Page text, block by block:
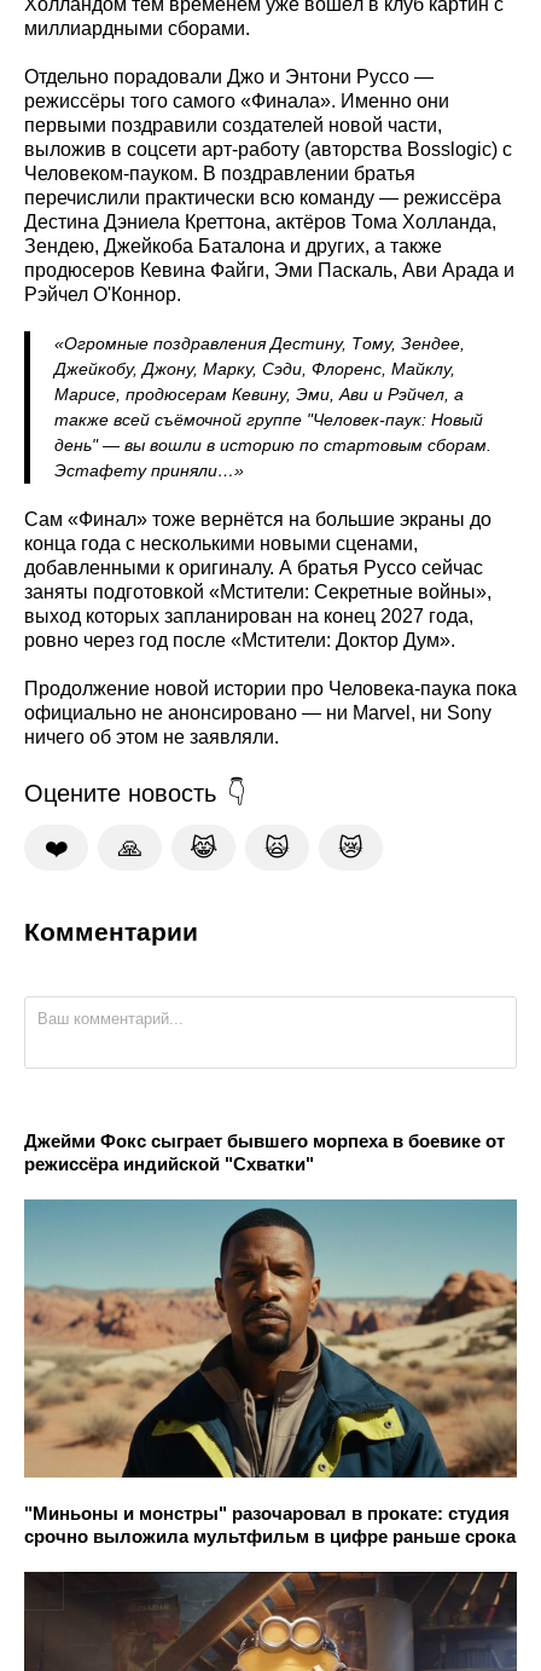
Холландом тем временем уже вошёл в клуб картин с
миллиардными сборами.
Отдельно порадовали Джо и Энтони Руссо —
режиссёры того самого «Финала». Именно они
первыми поздравили создателей новой части,
выложив в соцсети арт-работу (авторства Bosslogic) с
Человеком-пауком. В поздравлении братья
перечислили практически всю команду — режиссёра
Дестина Дэниела Креттона, актёров Тома Холланда,
Зендею, Джейкоба Баталона и других, а также
продюсеров Кевина Файги, Эми Паскаль, Ави Арада и
Рэйчел О'Коннор.
«Огромные поздравления Дестину, Тому, Зендее,
Джейкобу, Джону, Марку, Сэди, Флоренс, Майклу,
Марисе, продюсерам Кевину, Эми, Ави и Рэйчел, а
также всей съёмочной группе "Человек-паук: Новый
день" — вы вошли в историю по стартовым сборам.
Эстафету приняли…»
Сам «Финал» тоже вернётся на большие экраны до
конца года с несколькими новыми сценами,
добавленными к оригиналу. А братья Руссо сейчас
заняты подготовкой «Мстители: Секретные войны»,
выход которых запланирован на конец 2027 года,
ровно через год после «Мстители: Доктор Дум».
Продолжение новой истории про Человека-паука пока
официально не анонсировано — ни Marvel, ни Sony
ничего об этом не заявляли.
Оцените новость
❤️ 🙏 😹 🙀 😿
Комментарии
Джейми Фокс сыграет бывшего морпеха в боевике от
режиссёра индийской "Схватки"
"Миньоны и монстры" разочаровал в прокате: студия
срочно выложила мультфильм в цифре раньше срока